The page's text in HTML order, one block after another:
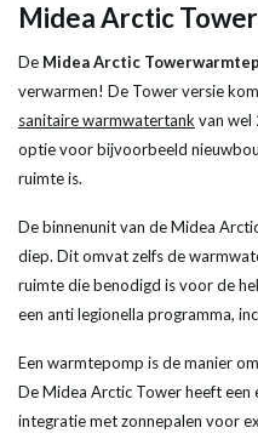
Midea Arctic
De Midea Arctic Tower
verwarmen! De Tower versie
sanitaire warmwatertank van wel
optie voor bijvoorbeeld
ruimte is.
De binnenunit van de Midea
diep. Dit omvat zelfs de
ruimte die benodigd is voor de
een anti legionella programma,
Een warmtepomp is de manier
De Midea Arctic Tower heeft een
integratie met zonnepalen voor